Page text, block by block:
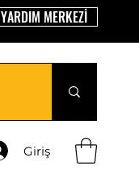
YARDIM MERKEZİ
Giriş